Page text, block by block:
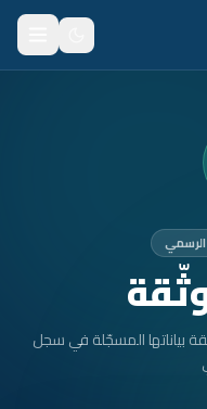
بياناتها المسجّلة في سجل